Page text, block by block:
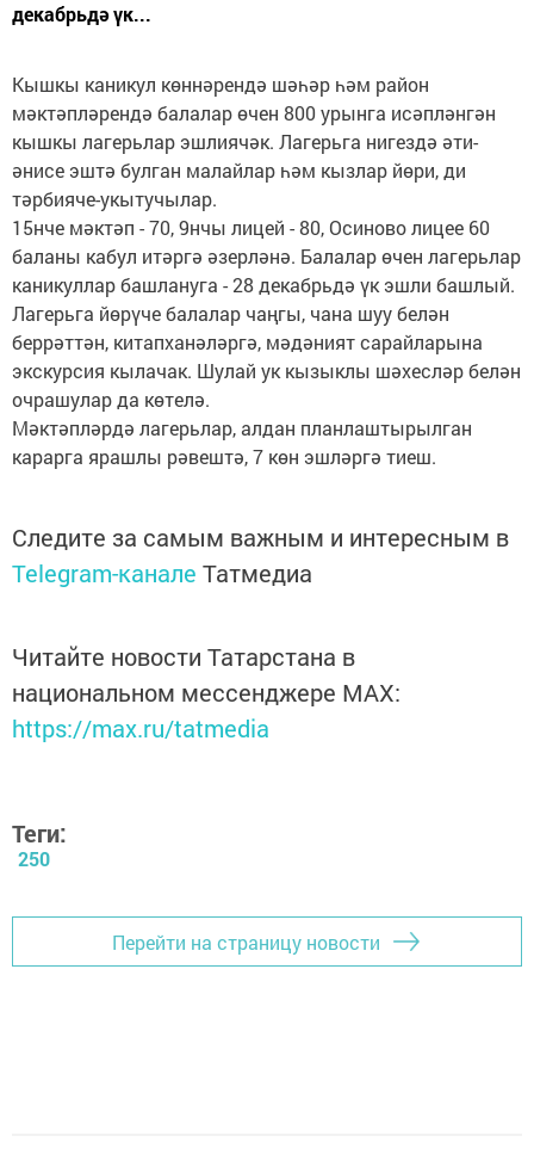
декабрьдә үк...
Кышкы каникул көннәрендә шәһәр һәм район
мәктәпләрендә балалар өчен 800 урынга исәпләнгән
кышкы лагерьлар эшлиячәк. Лагерьга нигездә әти-
әнисе эштә булган малайлар һәм кызлар йөри, ди
тәрбияче-укытучылар.
15нче мәктәп - 70, 9нчы лицей - 80, Осиново лицее 60
баланы кабул итәргә әзерләнә. Балалар өчен лагерьлар
каникуллар башлануга - 28 декабрьдә үк эшли башлый.
Лагерьга йөрүче балалар чаңгы, чана шуу белән
беррәттән, китапханәләргә, мәдәният сарайларына
экскурсия кылачак. Шулай ук кызыклы шәхесләр белән
очрашулар да көтелә.
Мәктәпләрдә лагерьлар, алдан планлаштырылган
карарга ярашлы рәвештә, 7 көн эшләргә тиеш.
Следите за самым важным и интересным в
Telegram-канале Татмедиа
Читайте новости Татарстана в
национальном мессенджере MАХ:
https://max.ru/tatmedia
Теги:
250
Перейти на страницу новости